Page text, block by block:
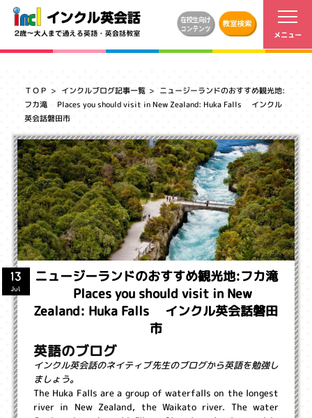
ＴＯＰ インクルブログ記事一覧 ニュージーランドのおすすめ観光地:
フカ滝 Places you should visit in New Zealand: Huka Falls インクル
英会話磐田市
ニュージーランドのおすすめ観光地:フカ滝
Places you should visit in New
Zealand: Huka Falls インクル英会話磐田
市
13
Jul
英語のブログ
インクル英会話のネイティブ先生のブログから英語を勉強し
ましょう。
The Huka Falls are a group of waterfalls on the longest
river in New Zealand, the Waikato river. The water